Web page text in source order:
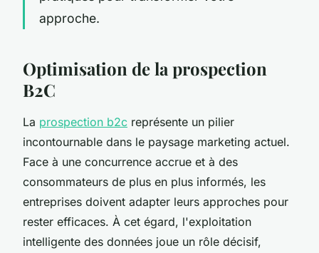
approche.
Optimisation de la prospection
B2C
La prospection b2c représente un pilier
incontournable dans le paysage marketing actuel.
Face à une concurrence accrue et à des
consommateurs de plus en plus informés, les
entreprises doivent adapter leurs approches pour
rester efficaces. À cet égard, l'exploitation
intelligente des données joue un rôle décisif,